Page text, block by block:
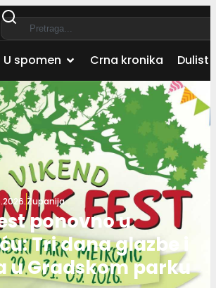
U spomen Crna kronika Dulist
Županija
ponovno u
Tri dana glazbe i
u Gradskom parku